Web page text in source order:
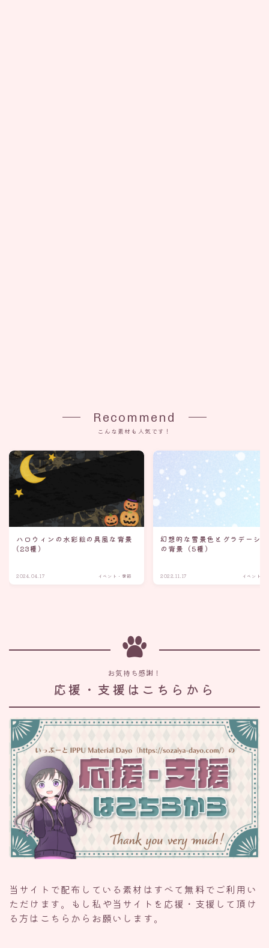
Recommend
こんな素材も人気です！
ハロウィンの水彩絵の具風な背景
(23種)
2024.04.17 イベント・季節
幻想的な雪景色とグラデーシ
の背景（5種）
2022.11.17 イベント・
お気持ち感謝！
応援・支援はこちらから
当サイトで配布している素材はすべて無料でご利用い
ただけます。もし私や当サイトを応援・支援して頂け
る方はこちらからお願いします。